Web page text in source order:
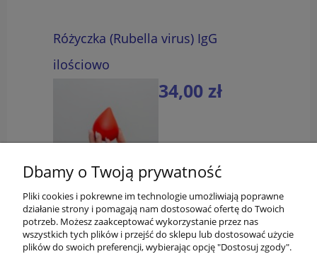
Różyczka (Rubella virus) IgG
ilościowo
34,00 zł
Dbamy o Twoją prywatność
Pliki cookies i pokrewne im technologie umożliwiają poprawne
działanie strony i pomagają nam dostosować ofertę do Twoich
potrzeb. Możesz zaakceptować wykorzystanie przez nas
wszystkich tych plików i przejść do sklepu lub dostosować użycie
plików do swoich preferencji, wybierając opcję "Dostosuj zgody".